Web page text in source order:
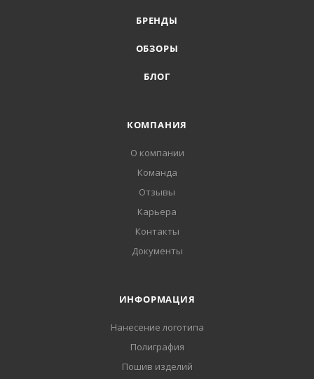
БРЕНДЫ
ОБЗОРЫ
БЛОГ
КОМПАНИЯ
О компании
Команда
Отзывы
Карьера
Контакты
Документы
ИНФОРМАЦИЯ
Нанесение логотипа
Полиграфия
Пошив изделий